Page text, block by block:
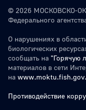
© 2026 МОСКОВСКО-
Федерального
О нарушениях в
биологических
сообщать на "Горячую
материалов в сети
на
Противодействие